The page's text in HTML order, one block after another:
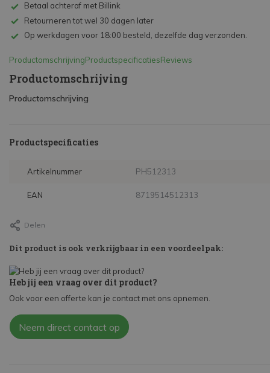
Betaal achteraf met Billink
Retourneren tot wel 30 dagen later
Op werkdagen voor 18:00 besteld, dezelfde dag verzonden.
ProductomschrijvingProductspecificatiesReviews
Productomschrijving
Productomschrijving
Productspecificaties
Artikelnummer PH512313
EAN 8719514512313
Delen
Dit product is ook verkrijgbaar in een voordeelpak:
Heb jij een vraag over dit product?
Ook voor een offerte kan je contact met ons opnemen.
Neem direct contact op